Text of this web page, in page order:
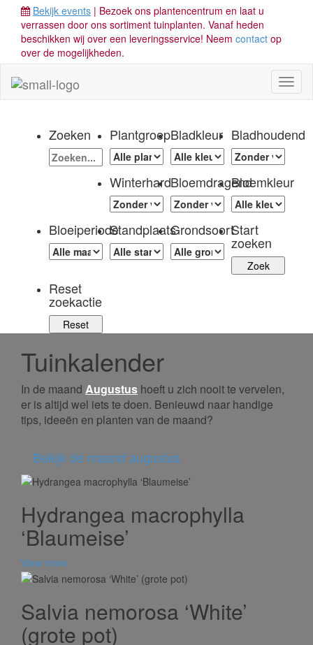
Bekijk events | Bezoek ons plantencentrum en laat u
verrassen door ons sortiment tuinplanten. Vanaf heden
beschikken wij over een leveringsservice! Neem contact op
over de mogelijkheden.
Zoeken PlantgroepBladkleur Bladhoudend
WinterhardBloemdragendBloemkleur
BloeiperiodeStandplaatsGrondsoortStart
zoeken
Reset
zoekactie
Tuinkalender
In de maand Augustus hoeft u zich nooit te vervelen,
er is altijd wel iets te doen. Benieuwd naar handige
tips, ideeën en planten van de maand?
Bekijk de maand augustus
Hydrangea macrophylla
‘Blaumeise’
View more
Salvia nemorosa ‘White’
(grote pot)